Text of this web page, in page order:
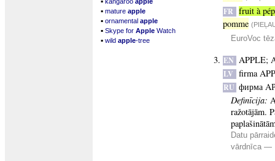
▪ mature apple
▪ ornamental apple
▪ Skype for Apple Watch
▪ wild apple-tree
FR fruit à
pomme
EuroVoc
EN APPLE;
LV firma
RU фирма
Definīcija:
ražotājām.
Datu
vārdnīca —